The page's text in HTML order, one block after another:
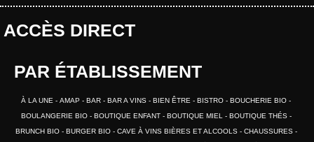
ACCÈS DIRECT
PAR ÉTABLISSEMENT
À LA UNE AMAP BAR BAR A VINS BIEN ÊTRE BISTRO
BOUCHERIE BIO
BOULANGERIE BIO
BOUTIQUE ENFANT BOUTIQUE MIEL
BOUTIQUE THÉS
BRUNCH BIO
BURGER BIO CAVE À VINS BIÈRES ET ALCOOLS
CHAUSSURES